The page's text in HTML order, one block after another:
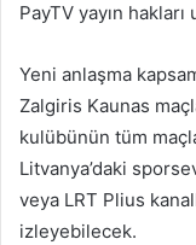
PayTV yayın hakları
Yeni anlaşma
Zalgiris Kaunas
kulübünün tüm
Litvanya’daki
veya LRT Plius
izleyebilecek.